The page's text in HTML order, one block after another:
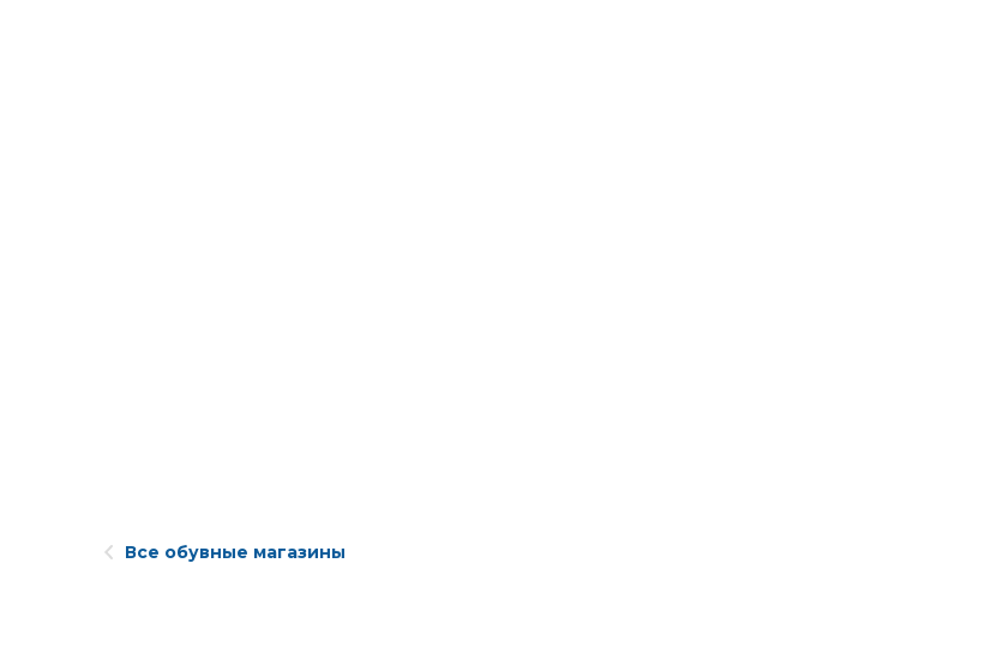
Все обувные магазины